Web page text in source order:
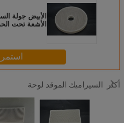
الأبيض جولة
الأشعة تحت
استمر
أكثر السيراميك الموقد لوحة